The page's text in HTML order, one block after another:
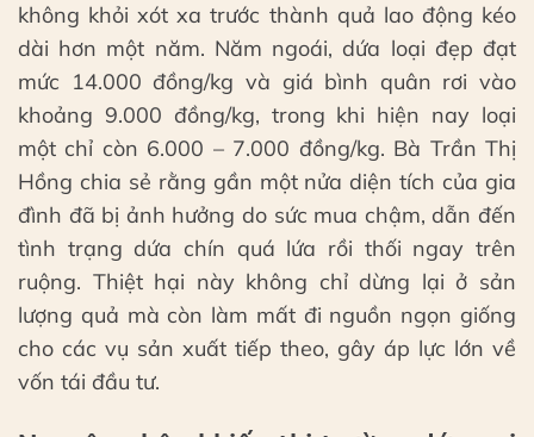
không khỏi xót xa trước thành quả lao động kéo
dài hơn một năm. Năm ngoái, dứa loại đẹp đạt
mức 14.000 đồng/kg và giá bình quân rơi vào
khoảng 9.000 đồng/kg, trong khi hiện nay loại
một chỉ còn 6.000 – 7.000 đồng/kg. Bà Trần Thị
Hồng chia sẻ rằng gần một nửa diện tích của gia
đình đã bị ảnh hưởng do sức mua chậm, dẫn đến
tình trạng dứa chín quá lứa rồi thối ngay trên
ruộng. Thiệt hại này không chỉ dừng lại ở sản
lượng quả mà còn làm mất đi nguồn ngọn giống
cho các vụ sản xuất tiếp theo, gây áp lực lớn về
vốn tái đầu tư.